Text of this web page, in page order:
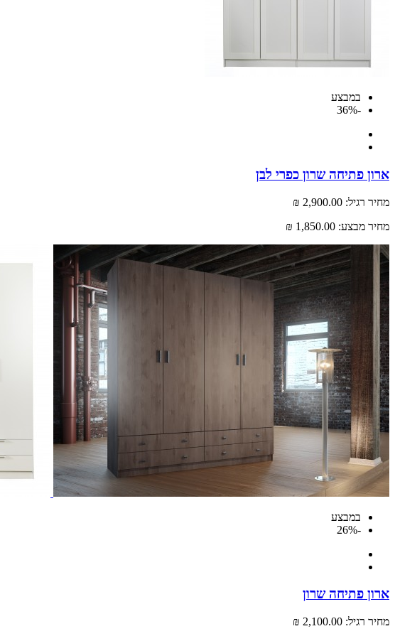
במבצע
-36%
ארון פתיחה שרון כפרי לבן
מחיר רגיל: 2,900.00 ₪
מחיר מבצע: 1,850.00 ₪
במבצע
-26%
ארון פתיחה שרון
מחיר רגיל: 2,100.00 ₪